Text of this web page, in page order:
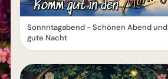
Sonnntagabend - Schönen Abend und
gute Nacht